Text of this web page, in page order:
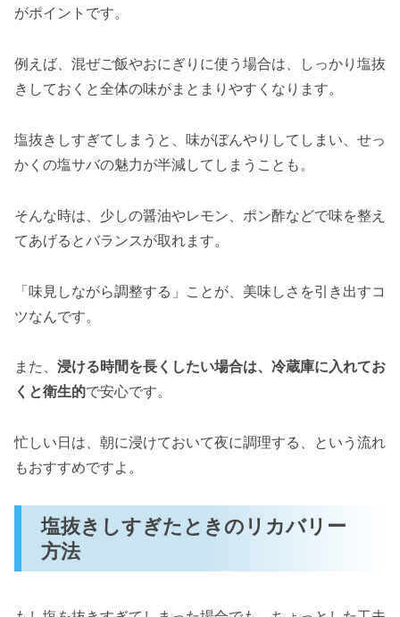
がポイントです。
例えば、混ぜご飯やおにぎりに使う場合は、しっかり塩抜
きしておくと全体の味がまとまりやすくなります。
塩抜きしすぎてしまうと、味がぼんやりしてしまい、せっ
かくの塩サバの魅力が半減してしまうことも。
そんな時は、少しの醤油やレモン、ポン酢などで味を整え
てあげるとバランスが取れます。
「味見しながら調整する」ことが、美味しさを引き出すコ
ツなんです。
また、 浸ける時間を長くしたい場合は、冷蔵庫に入れてお
くと衛生的で安心です。
忙しい日は、朝に浸けておいて夜に調理する、という流れ
もおすすめですよ。
塩抜きしすぎたときのリカバリー
方法